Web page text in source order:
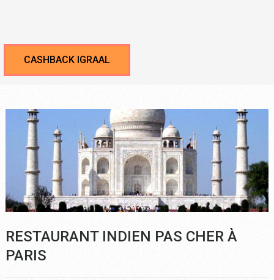
CASHBACK IGRAAL
RESTAURANT INDIEN PAS CHER À
PARIS